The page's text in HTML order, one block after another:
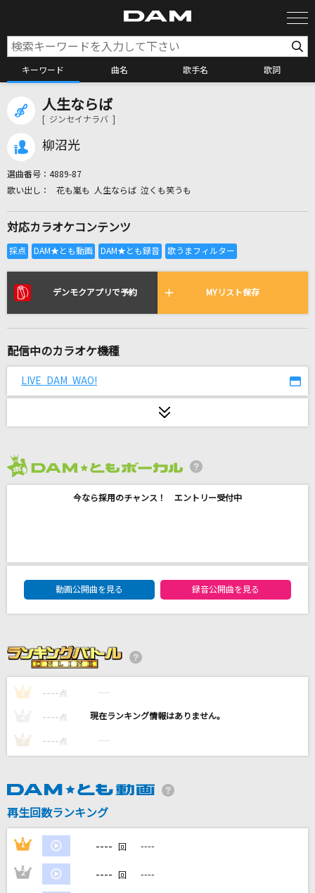
キーワード 曲名 歌手名 歌詞
全国りれき
リアルタイムで歌われている曲の一覧
ひまわり
[生音]君の知らない物語
神野美伽
Trust
プロポーズ
Mrs. GREEN APPLE
人生ならば
[ ジンセイナラバ ]
柳沼光
選曲番号： 4889-87
花も嵐も 人生ならば 泣くも笑うも
対応カラオケコンテンツ
デンモクアプリで予約 MYリスト保存
配信中のカラオケ機種
LIVE DAM WAO!
今なら採用のチャンス！ エントリー受付中
DAM★ともボーカルエントリーランキング
動画公開曲を見る
録音公開曲を見る
1 ---- 点 ----
---- 点 ----
3 ---- 点 ----
再生回数ランキング
1 ---- 回 ----
2 ---- 回 ----